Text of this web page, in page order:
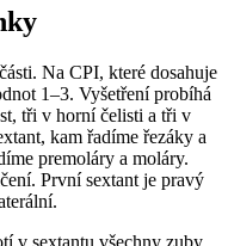
Na CPI, které dosahuje
1–3. Vyšetření probíhá
tři v horní čelisti a tři v
kam řadíme řezáky a
premoláry a moláry.
První sextant je pravý